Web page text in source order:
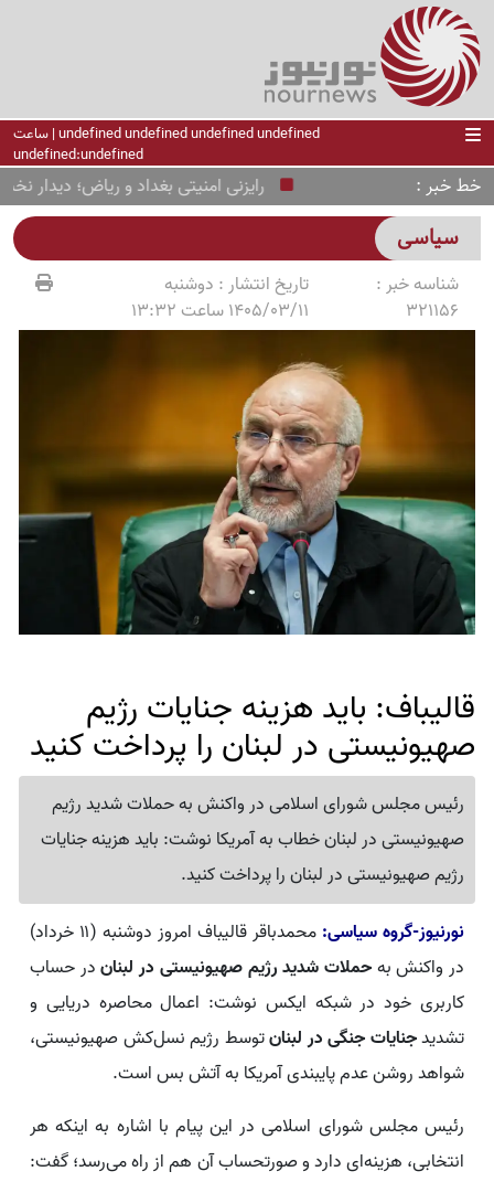
undefined undefined undefined undefined | ساعت
undefined:undefined
خط خبر رایزنی امنیتی بغداد و ریاض؛ دیدار
سیاسی
شناسه خبر :
321156
تاریخ انتشار : دوشنبه
1405/03/11 ساعت 13:32
قالیباف: باید هزینه جنایات رژیم
صهیونیستی در لبنان را پرداخت کنید
رئیس مجلس شورای اسلامی در واکنش به حملات شدید رژیم
صهیونیستی در لبنان خطاب به آمریکا نوشت: باید هزینه جنایات
رژیم صهیونیستی در لبنان را پرداخت کنید.
نورنیوز-گروه سیاسی:
محمدباقر قالیباف امروز دوشنبه (۱۱ خرداد)
در واکنش بهحملات شدید رژیم صهیونیستی در لبناندر حساب
کاربری خود در شبکه ایکس نوشت: اعمال محاصره دریایی و
تشدیدجنایات جنگی در لبنانتوسط رژیم نسل‌کش صهیونیستی،
شواهد روشن عدم پایبندی آمریکا به آتش بس است.
رئیس مجلس شورای اسلامی در این پیام با اشاره به اینکه هر
انتخابی، هزینه‌ای دارد و صورتحساب آن هم از راه می‌رسد؛ گفت: